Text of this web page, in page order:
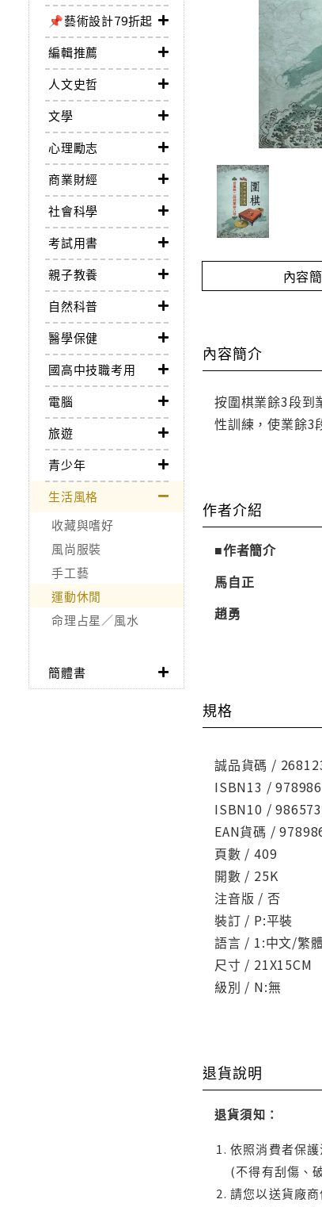
📌藝術設計79折起
編輯推薦
人文史哲
文學
心理勵志
商業財經
社會科學
考試用書
親子教養
自然科普
醫學保健
國高中技職考用
電腦
旅遊
青少年
生活風格
收藏與嗜好
風尚服裝
手工藝
運動休閒
命理占星／風水
簡體書
內容
內容簡介
按圍棋業餘3段到
性訓練，使業餘3
作者介紹
■作者簡介
馬自正
趙勇
規格
誠品貨碼 /
ISBN13 /
ISBN10 /
EAN貨碼 /
頁數 / 409
開數 / 25K
注音版 / 否
裝訂 / P:平裝
語言 / 1:中文/繁體
尺寸 / 21X15CM
級別 / N:無
退貨說明
退貨須知：
依照消費者保
(不得有刮傷、
請您以送貨廠